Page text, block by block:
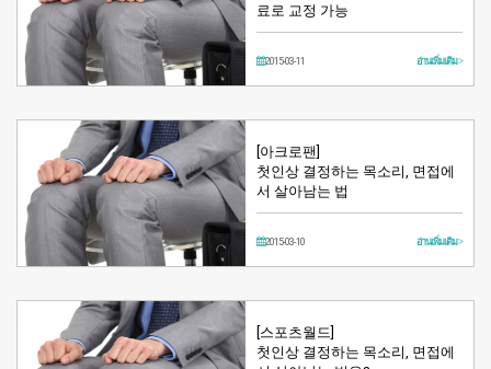
료로 교정 가능
2015-03-11 อ่านเพิ่มเติม >
[아크로팬]
첫인​상 결정하는 목소리, 면접에
서 살아남는 법
2015-03-10 อ่านเพิ่มเติม >
[스포츠월드]
첫인상 결정하는 목소리, 면접에